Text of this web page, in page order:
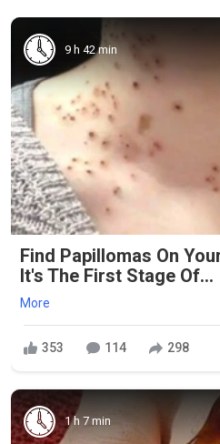
9 h 42 min
Find Papillomas On
It's The First Stage Of...
More
353 114 298
1 h 7 min